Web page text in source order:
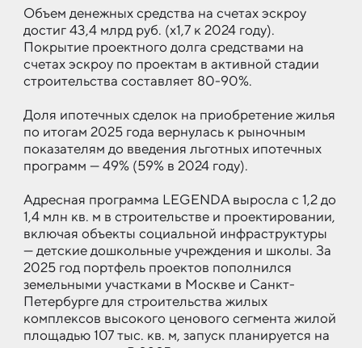
Объем денежных средства на счетах эскроу
достиг 43,4 млрд руб. (х1,7 к 2024 году).
Покрытие проектного долга средствами на
счетах эскроу по проектам в активной стадии
строительства составляет 80-90%.
Доля ипотечных сделок на приобретение жилья
по итогам 2025 года вернулась к рыночным
показателям до введения льготных ипотечных
программ — 49% (59% в 2024 году).
Адресная программа LEGENDA выросла c 1,2 до
1,4 млн кв. м в строительстве и проектировании,
включая объекты социальной инфраструктуры
— детские дошкольные учреждения и школы. За
2025 год портфель проектов пополнился
земельными участками в Москве и Санкт-
Петербурге для строительства жилых
комплексов высокого ценового сегмента жилой
площадью 107 тыс. кв. м, запуск планируется на